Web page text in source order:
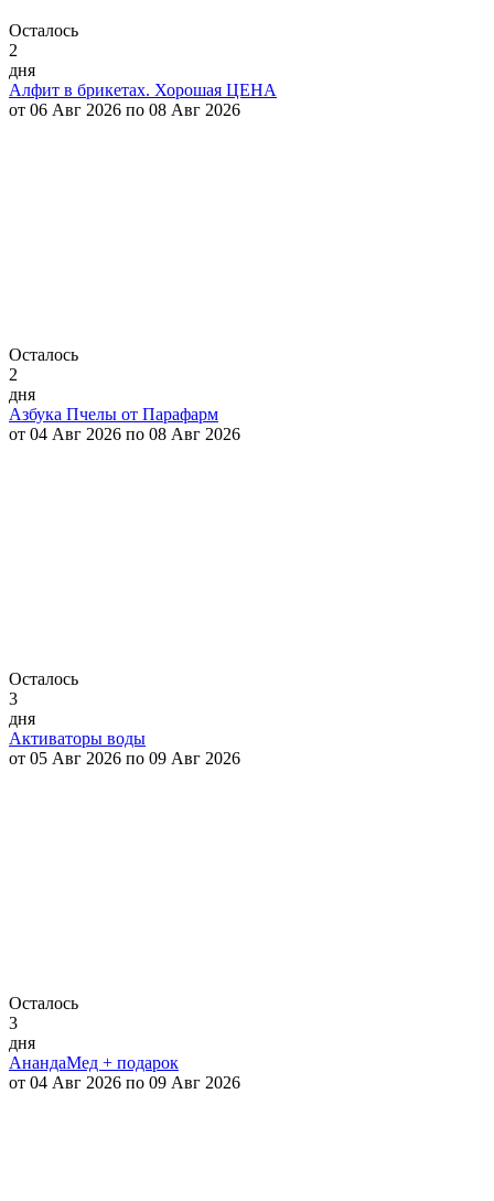
Осталось
2
дня
Алфит в брикетах. Хорошая ЦЕНА
от 06 Авг 2026 по 08 Авг 2026
Осталось
2
дня
Азбука Пчелы от Парафарм
от 04 Авг 2026 по 08 Авг 2026
Осталось
3
дня
Активаторы воды
от 05 Авг 2026 по 09 Авг 2026
Осталось
3
дня
АнандаМед + подарок
от 04 Авг 2026 по 09 Авг 2026